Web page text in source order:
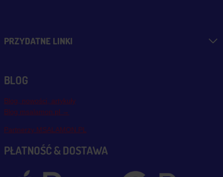
PRZYDATNE LINKI
BLOG
Blog, nowości, artykuły
Blog msalamon.pl →
Partnerzy MSALAMON.PL
PŁATNOŚĆ & DOSTAWA